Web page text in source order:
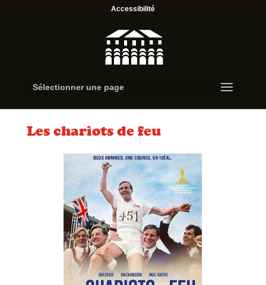
Accessibilité
Sélectionner une page
Les chariots de feu